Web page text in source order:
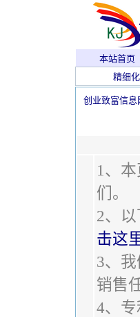
本站首页
精细
创业致富信息
1、
们。
2、
击这
3、
销售
4、